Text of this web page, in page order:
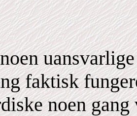
faktisk
noen